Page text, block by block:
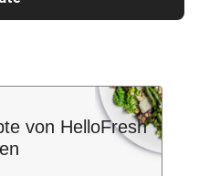
von HelloFresh